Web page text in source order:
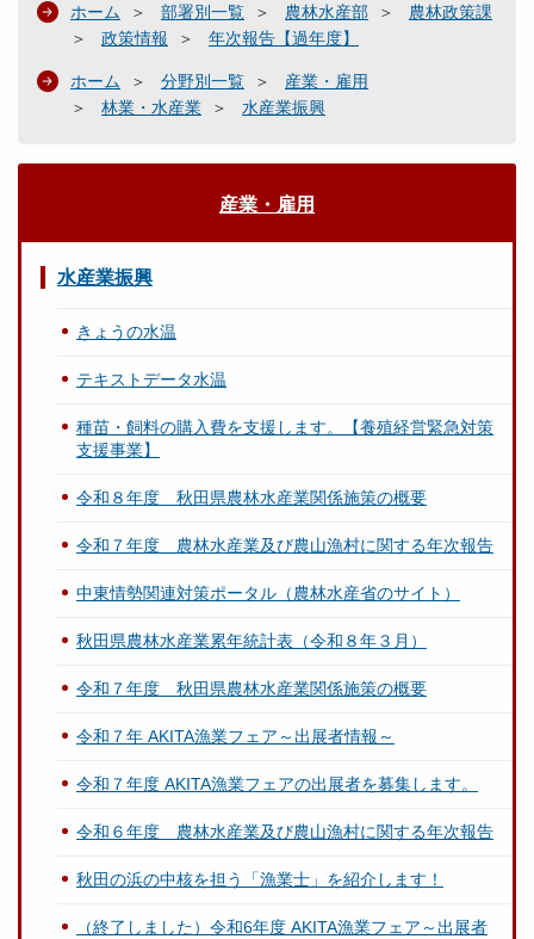
ホーム 部署別一覧 農林水産部
農林政策課
政策情報
年次報告【過年度】
ホーム 分野別一覧
産業・雇用
林業・水産業
水産業振興
産業・雇用
水産業振興
きょうの水温
テキストデータ水温
種苗・飼料の購入費を支援します。【養殖経営緊急対策
支援事業】
令和８年度 秋田県農林水産業関係施策の概要
令和７年度 農林水産業及び農山漁村に関する年次報告
中東情勢関連対策ポータル（農林水産省のサイト）
秋田県農林水産業累年統計表（令和８年３月）
令和７年度 秋田県農林水産業関係施策の概要
令和７年 AKITA漁業フェア～出展者情報～
令和７年度 AKITA漁業フェアの出展者を募集します。
令和６年度 農林水産業及び農山漁村に関する年次報告
秋田の浜の中核を担う「漁業士」を紹介します！
（終了しました）令和6年度 AKITA漁業フェア～出展者